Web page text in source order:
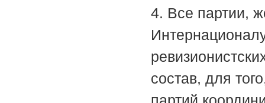
4. Все партии,
состав, для